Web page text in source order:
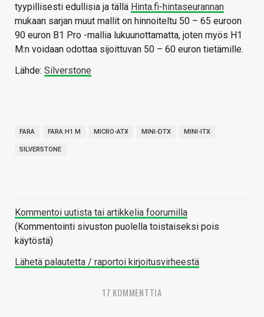
tyypillisesti edullisia ja tällä Hinta.fi-hintaseurannan
mukaan sarjan muut mallit on hinnoiteltu 50 – 65 euroon
90 euron B1 Pro -mallia lukuunottamatta, joten myös H1
M:n voidaan odottaa sijoittuvan 50 – 60 euron tietämille.
Lähde: Silverstone
FARA FARA H1 M MICRO-ATX MINI-DTX MINI-ITX
SILVERSTONE
Kommentoi uutista tai artikkelia foorumilla
(Kommentointi sivuston puolella toistaiseksi pois
käytöstä)
Lähetä palautetta / raportoi kirjoitusvirheestä
17 KOMMENTTIA